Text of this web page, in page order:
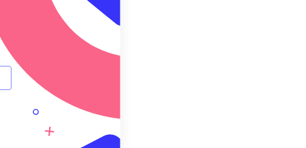
Simpan sebagai Preset